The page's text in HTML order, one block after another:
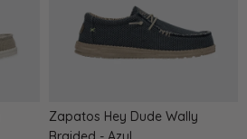
Zapatos Hey Dude Wally